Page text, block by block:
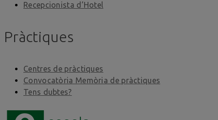
Recepcionista d’Hotel
Pràctiques
Centres de pràctiques
Convocatòria Memòria de pràctiques
Tens dubtes?